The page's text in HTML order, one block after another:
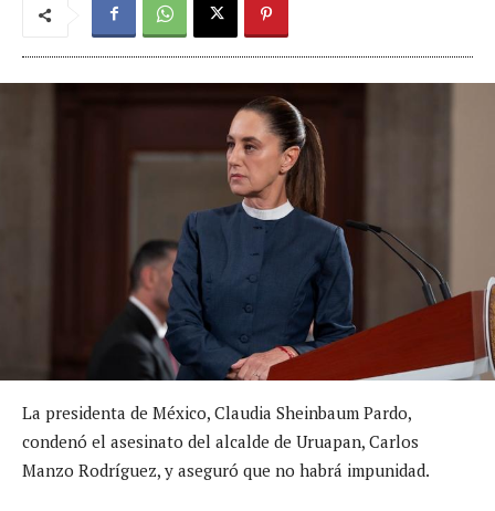
La presidenta de México, Claudia Sheinbaum Pardo,
condenó el asesinato del alcalde de Uruapan, Carlos
Manzo Rodríguez, y aseguró que no habrá impunidad.